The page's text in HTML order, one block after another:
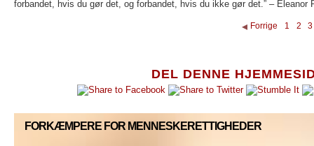
DEL DENNE
FORKÆMPERE FOR MENNESKERETTIGHEDER
forbandet, hvis du gør det, og forbandet, hvis du ikke gør det.” – Eleanor
Forrige 1 2 3